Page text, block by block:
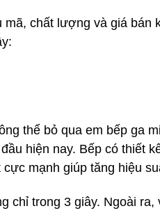
chất lượng và giá bán
thể bỏ qua em bếp ga
hiện nay. Bếp có thiết
mạnh giúp tăng hiệu
chỉ trong 3 giây. Ngoài